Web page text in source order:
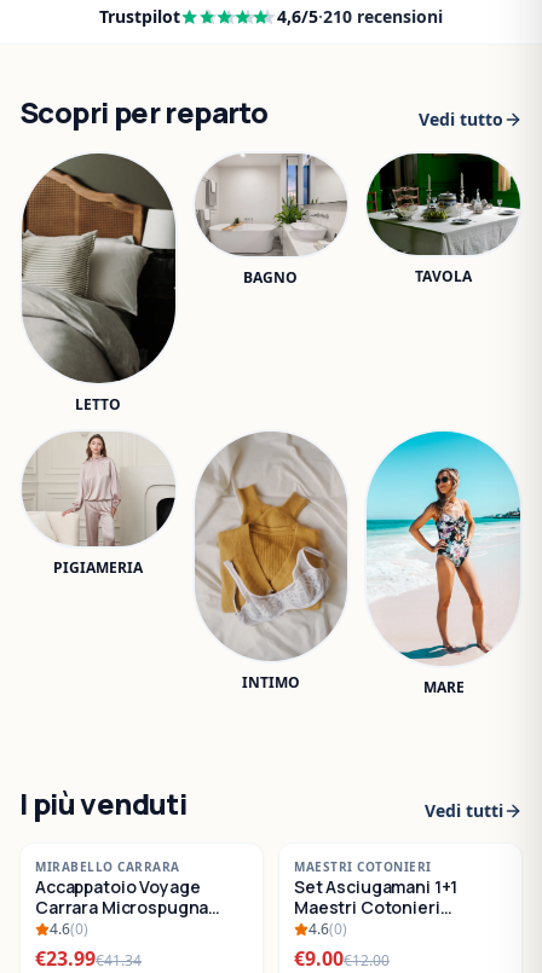
Trustpilot 4,6/5·210 recensioni
Scopri per reparto Vedi tutto
LETTO
BAGNO TAVOLA
PIGIAMERIA
INTIMO MARE
I più venduti Vedi tutti
-42%
SALDI
MIRABELLO CARRARA
Accappatoio Voyage
Carrara Microspugna
Cotone
4.6(0)
€23.99€41.34
-25%
SALDI
MAESTRI COTONIERI
Set Asciugamani 1+1
Maestri Cotonieri
Eternity Spugna di
Cotone
4.6(0)
€9.00€12.00